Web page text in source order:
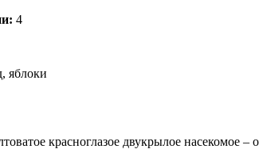
4
яблоки
красноглазое двукрылое